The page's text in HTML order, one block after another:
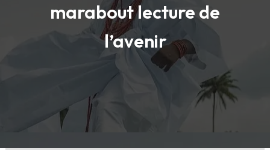
marabout lecture de
l’avenir
Maître Luc
Exposez votre situation.